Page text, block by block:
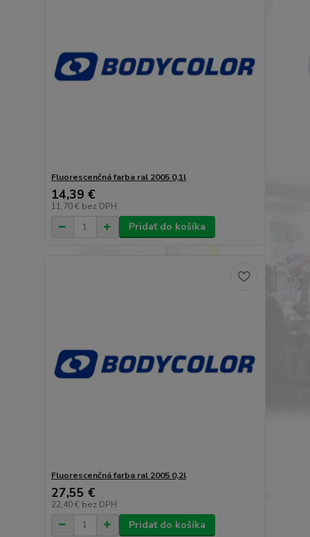
Fluorescenčná farba ral 2005 0,1l
14,39 €
11,70 € bez DPH
Pridať do košíka
Fluorescenčná farba ral 2005 0,2l
27,55 €
22,40 € bez DPH
Pridať do košíka